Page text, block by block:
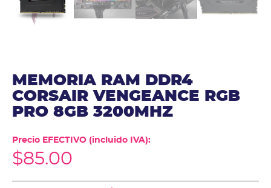
MEMORIA RAM DDR4
CORSAIR VENGEANCE RGB
PRO 8GB 3200MHZ
Precio EFECTIVO (incluido IVA):
$85.00